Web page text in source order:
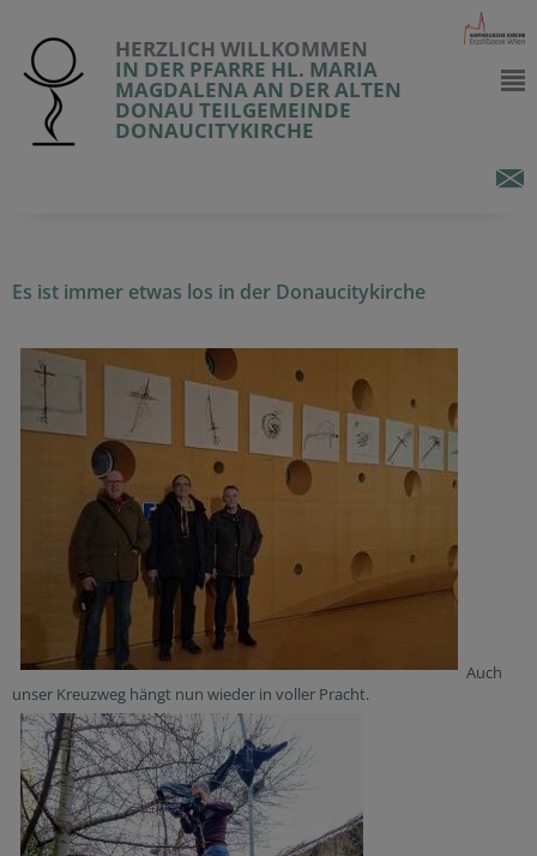
HERZLICH WILLKOMMEN
IN DER PFARRE HL. MARIA
MAGDALENA AN DER ALTEN
DONAU TEILGEMEINDE
DONAUCITYKIRCHE
Es ist immer etwas los in der Donaucitykirche
Auch
unser Kreuzweg hängt nun wieder in voller Pracht.